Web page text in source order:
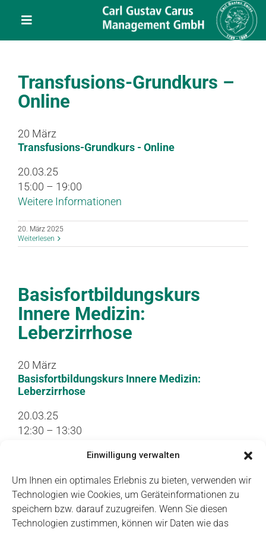
Einwilligung verwalten
Um Ihnen ein optimales Erlebnis zu bieten, verwenden wir
Technologien wie Cookies, um Geräteinformationen zu
speichern bzw. darauf zuzugreifen. Wenn Sie diesen
Technologien zustimmen, können wir Daten wie das
Toggle
Navigation
Über uns
Veranstaltungen
Projekte
Kontakt
Transfusions-Grundkurs –
Online
20 März
Transfusions-Grundkurs - Online
20.03.25
15:00 – 19:00
Weitere Informationen
20. März 2025
Weiterlesen
Basisfortbildungskurs
Innere Medizin:
Leberzirrhose
20 März
Basisfortbildungskurs Innere Medizin:
Leberzirrhose
20.03.25
12:30 – 13:30
20.03.2025 Programm
Weitere Informationen
20. März 2025
Weiterlesen